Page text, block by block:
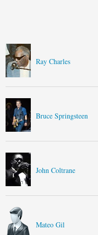
Ray Charles
Bruce Springsteen
John Coltrane
Mateo Gil